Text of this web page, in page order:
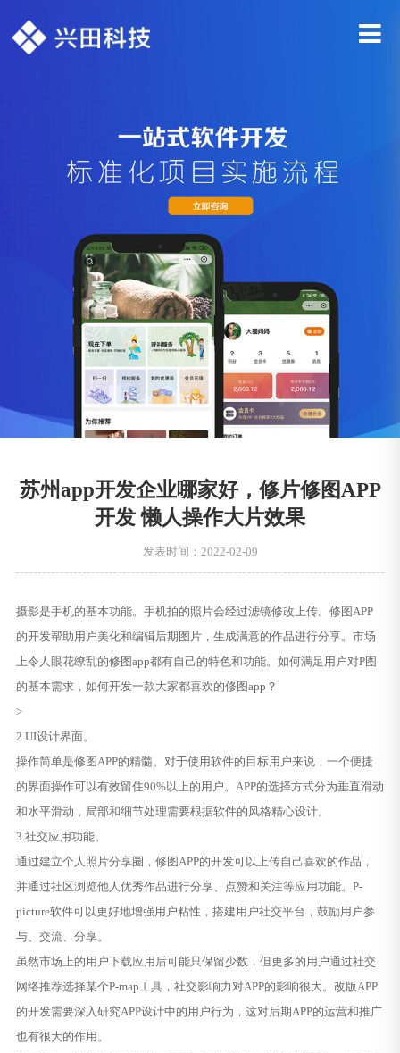
苏州app开发企业哪家好，修片修图APP
开发 懒人操作大片效果
发表时间：2022-02-09
摄影是手机的基本功能。手机拍的照片会经过滤镜修改上传。修图APP
的开发帮助用户美化和编辑后期图片，生成满意的作品进行分享。市场
上令人眼花缭乱的修图app都有自己的特色和功能。如何满足用户对P图
的基本需求，如何开发一款大家都喜欢的修图app？
>
2.UI设计界面。
操作简单是修图APP的精髓。对于使用软件的目标用户来说，一个便捷
的界面操作可以有效留住90%以上的用户。APP的选择方式分为垂直滑动
和水平滑动，局部和细节处理需要根据软件的风格精心设计。
3.社交应用功能。
通过建立个人照片分享圈，修图APP的开发可以上传自己喜欢的作品，
并通过社区浏览他人优秀作品进行分享、点赞和关注等应用功能。P-
picture软件可以更好地增强用户粘性，搭建用户社交平台，鼓励用户参
与、交流、分享。
虽然市场上的用户下载应用后可能只保留少数，但更多的用户通过社交
网络推荐选择某个P-map工具，社交影响力对APP的影响很大。改版APP
的开发需要深入研究APP设计中的用户行为，这对后期APP的运营和推广
也有很大的作用。